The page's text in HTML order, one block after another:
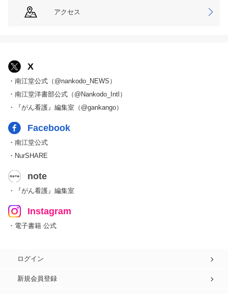
アクセス
X
・南江堂公式（@nankodo_NEWS）
・南江堂洋書部公式（@Nankodo_Intl）
・『がん看護』編集室（@gankango）
Facebook
・南江堂公式
・NurSHARE
note
・『がん看護』編集室
Instagram
・電子書籍 公式
ログイン
新規会員登録